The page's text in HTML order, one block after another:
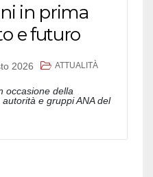
in prima
e futuro
2026 ATTUALITÀ
occasione della
e gruppi ANA del